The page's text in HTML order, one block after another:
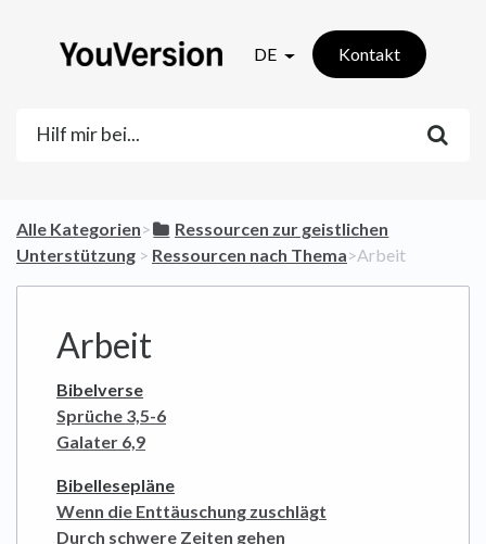
DE Kontakt
Alle Kategorien​>​
​Ressourcen zur geistlichen
Unterstützung ​ > ​ ​Ressourcen nach Thema​>​ Arbeit
Arbeit
Bibelverse
Sprüche 3,5-6
Galater 6,9
Bibellesepläne
Wenn die Enttäuschung zuschlägt
Durch schwere Zeiten gehen